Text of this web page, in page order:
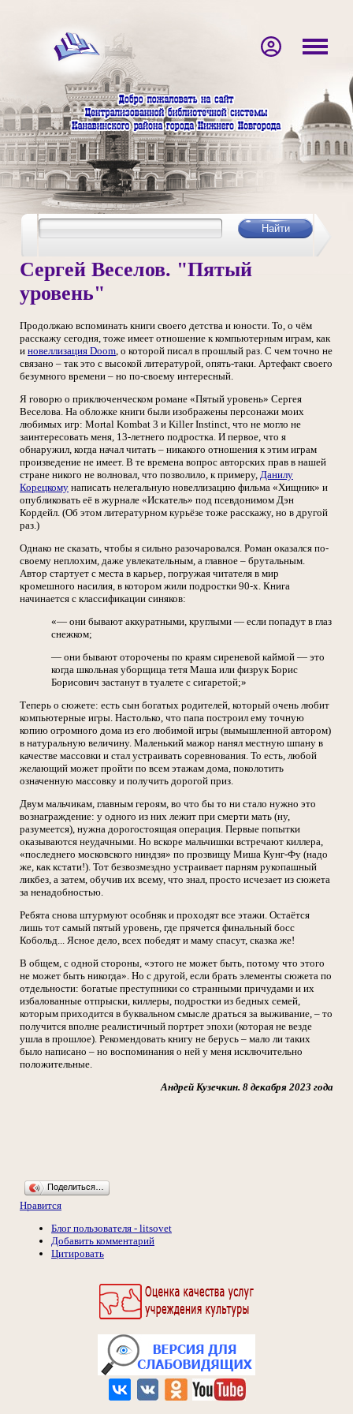
Сергей Веселов. "Пятый
уровень"
Продолжаю вспоминать книги своего детства и юности. То, о чём
расскажу сегодня, тоже имеет отношение к компьютерным играм, как
и новеллизация Doom, о которой писал в прошлый раз. С чем точно не
связано – так это с высокой литературой, опять-таки. Артефакт своего
безумного времени – но по-своему интересный.
Я говорю о приключенческом романе «Пятый уровень» Сергея
Веселова. На обложке книги были изображены персонажи моих
любимых игр: Mortal Kombat 3 и Killer Instinct, что не могло не
заинтересовать меня, 13-летнего подростка. И первое, что я
обнаружил, когда начал читать – никакого отношения к этим играм
произведение не имеет. В те времена вопрос авторских прав в нашей
стране никого не волновал, что позволило, к примеру, Данилу
Корецкому написать нелегальную новеллизацию фильма «Хищник» и
опубликовать её в журнале «Искатель» под псевдонимом Дэн
Кордейл. (Об этом литературном курьёзе тоже расскажу, но в другой
раз.)
Однако не сказать, чтобы я сильно разочаровался. Роман оказался по-
своему неплохим, даже увлекательным, а главное – брутальным.
Автор стартует с места в карьер, погружая читателя в мир
кромешного насилия, в котором жили подростки 90-х. Книга
начинается с классификации синяков:
«— они бывают аккуратными, круглыми — если попадут в глаз
снежком;
— они бывают оторочены по краям сиреневой каймой — это
когда школьная уборщица тетя Маша или физрук Борис
Борисович застанут в туалете с сигаретой;»
Теперь о сюжете: есть сын богатых родителей, который очень любит
компьютерные игры. Настолько, что папа построил ему точную
копию огромного дома из его любимой игры (вымышленной автором)
в натуральную величину. Маленький мажор нанял местную шпану в
качестве массовки и стал устраивать соревнования. То есть, любой
желающий может пройти по всем этажам дома, поколотить
означенную массовку и получить дорогой приз.
Двум мальчикам, главным героям, во что бы то ни стало нужно это
вознаграждение: у одного из них лежит при смерти мать (ну,
разумеется), нужна дорогостоящая операция. Первые попытки
оказываются неудачными. Но вскоре мальчишки встречают киллера,
«последнего московского ниндзя» по прозвищу Миша Кунг-Фу (надо
же, как кстати!). Тот безвозмездно устраивает парням рукопашный
ликбез, а затем, обучив их всему, что знал, просто исчезает из сюжета
за ненадобностью.
Ребята снова штурмуют особняк и проходят все этажи. Остаётся
лишь тот самый пятый уровень, где прячется финальный босс
Кобольд... Ясное дело, всех победят и маму спасут, сказка же!
В общем, с одной стороны, «этого не может быть, потому что этого
не может быть никогда». Но с другой, если брать элементы сюжета по
отдельности: богатые преступники со странными причудами и их
избалованные отпрыски, киллеры, подростки из бедных семей,
которым приходится в буквальном смысле драться за выживание, – то
получится вполне реалистичный портрет эпохи (которая не везде
ушла в прошлое). Рекомендовать книгу не берусь – мало ли таких
было написано – но воспоминания о ней у меня исключительно
положительные.
Андрей Кузечкин. 8 декабря 2023 года
Поделиться…
Нравится
Блог пользователя - litsovet
Добавить комментарий
Цитировать